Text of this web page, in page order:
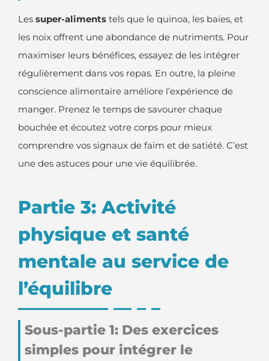
Les super-aliments tels que le quinoa, les baies, et
les noix offrent une abondance de nutriments. Pour
maximiser leurs bénéfices, essayez de les intégrer
régulièrement dans vos repas. En outre, la pleine
conscience alimentaire améliore l’expérience de
manger. Prenez le temps de savourer chaque
bouchée et écoutez votre corps pour mieux
comprendre vos signaux de faim et de satiété. C’est
une des astuces pour une vie équilibrée.
Partie 3: Activité
physique et santé
mentale au service de
l’équilibre
Sous-partie 1: Des exercices
simples pour intégrer le